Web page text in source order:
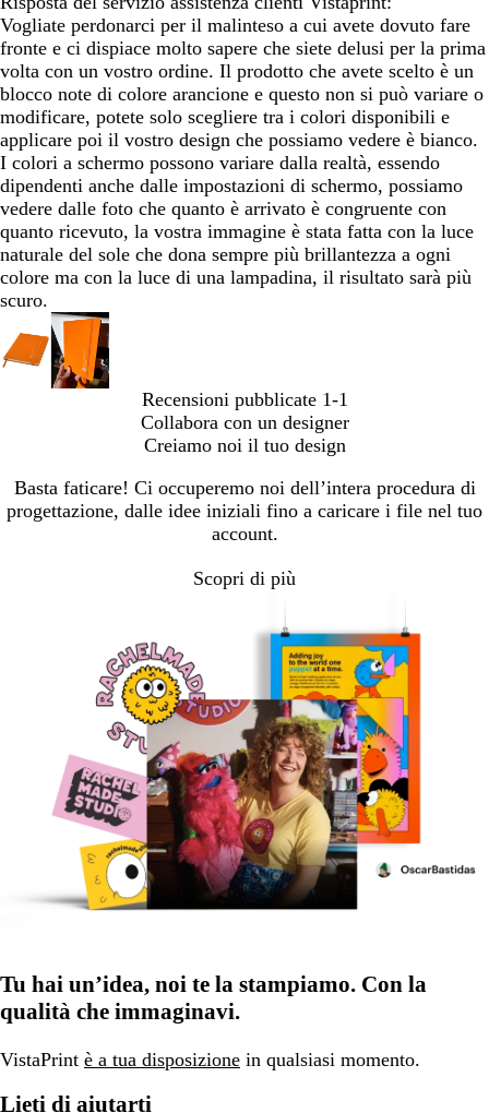
Vogliate perdonarci per il malinteso a cui avete dovuto fare
fronte e ci dispiace molto sapere che siete delusi per la prima
volta con un vostro ordine. Il prodotto che avete scelto è un
blocco note di colore arancione e questo non si può variare o
modificare, potete solo scegliere tra i colori disponibili e
applicare poi il vostro design che possiamo vedere è bianco.
I colori a schermo possono variare dalla realtà, essendo
dipendenti anche dalle impostazioni di schermo, possiamo
vedere dalle foto che quanto è arrivato è congruente con
quanto ricevuto, la vostra immagine è stata fatta con la luce
naturale del sole che dona sempre più brillantezza a ogni
colore ma con la luce di una lampadina, il risultato sarà più
scuro.
Recensioni pubblicate 1-1
Collabora con un designer
Creiamo noi il tuo design
Basta faticare! Ci occuperemo noi dell’intera procedura di
progettazione, dalle idee iniziali fino a caricare i file nel tuo
account.
Scopri di più
Tu hai un’idea, noi te la stampiamo. Con la
qualità che immaginavi.
VistaPrint è a tua disposizione in qualsiasi momento.
Lieti di aiutarti